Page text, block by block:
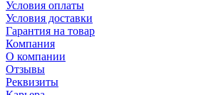
Условия оплаты
Условия доставки
Гарантия на товар
Компания
О компании
Отзывы
Реквизиты